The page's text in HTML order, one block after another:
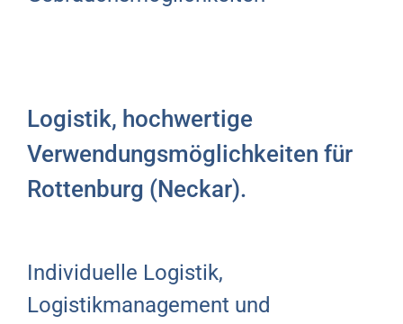
Logistik, hochwertige
Verwendungsmöglichkeiten für
Rottenburg (Neckar).
Individuelle Logistik,
Logistikmanagement und